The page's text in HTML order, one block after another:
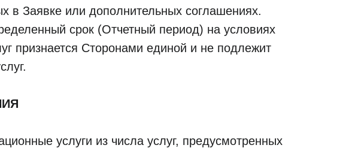
в Заявке или дополнительных соглашениях.
срок (Отчетный период) на условиях
признается Сторонами единой и не подлежит
услуги из числа услуг, предусмотренных